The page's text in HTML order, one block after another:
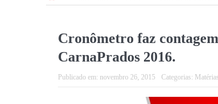
Cronômetro faz
CarnaPrados 2016.
Publicado em: novembro 26, 2015 Categorias: